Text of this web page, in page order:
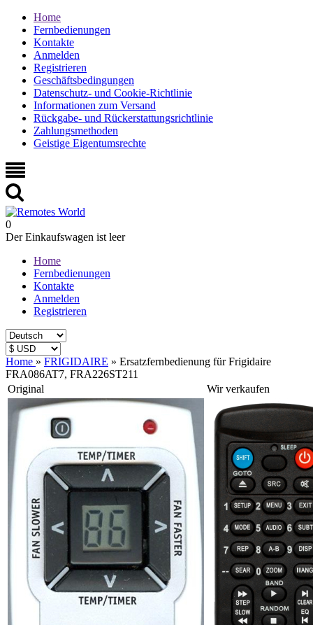
Home
Fernbedienungen
Kontakte
Anmelden
Registrieren
Geschäftsbedingungen
Datenschutz- und Cookie-Richtlinie
Informationen zum Versand
Rückgabe- und Rückerstattungsrichtlinie
Zahlungsmethoden
Geistige Eigentumsrechte
0
Der Einkaufswagen ist leer
Home
Fernbedienungen
Kontakte
Anmelden
Registrieren
Home » FRIGIDAIRE » Ersatzfernbedienung für Frigidaire
FRA086AT7, FRA226ST211
Original
Wir verkaufen